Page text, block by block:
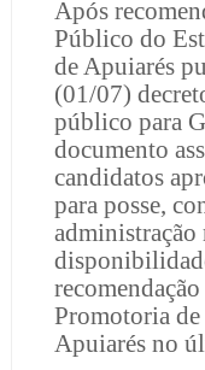
Após
Público do
de Apuiarés
(01/07)
público para
documento
candidatos
para posse,
Promotoria
Apuiarés no